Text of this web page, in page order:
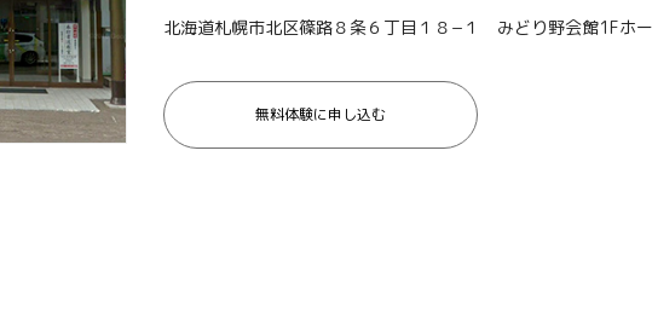
北海道札幌市北区篠路８条６丁目１８−１ みどり野会館1Fホ
無料体験に申し込む